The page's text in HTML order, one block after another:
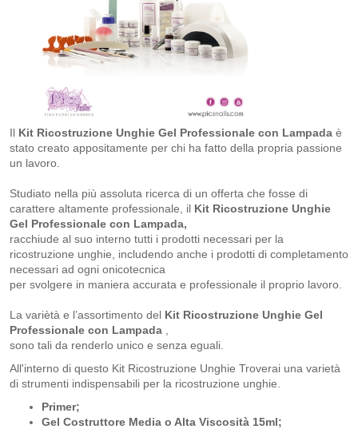
Il Kit Ricostruzione Unghie Gel Professionale con Lampada è
stato creato appositamente per chi ha fatto della propria passione
un lavoro.
Studiato nella più assoluta ricerca di un offerta che fosse di
carattere altamente professionale, il Kit Ricostruzione Unghie
Gel Professionale con Lampada,
racchiude al suo interno tutti i prodotti necessari per la
ricostruzione unghie, includendo anche i prodotti di completamento
necessari ad ogni onicotecnica
per svolgere in maniera accurata e professionale il proprio lavoro.
La variètà e l’assortimento del Kit Ricostruzione Unghie Gel
Professionale con Lampada
sono tali da renderlo unico e senza eguali.
All'interno di questo Kit Ricostruzione Unghie Troverai una varietà
di strumenti indispensabili per la ricostruzione unghie.
Primer;
Gel Costruttore Media o Alta Viscosità 15ml​;